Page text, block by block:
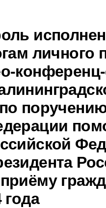
личного
года